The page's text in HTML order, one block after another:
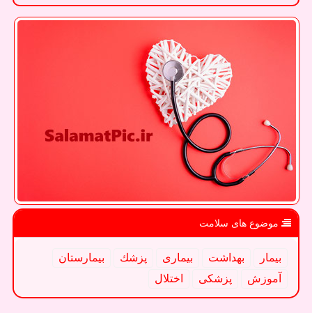
موضوع های سلامت
بیمار بهداشت بیماری پزشك
بیمارستان
آموزش
پزشكی اختلال